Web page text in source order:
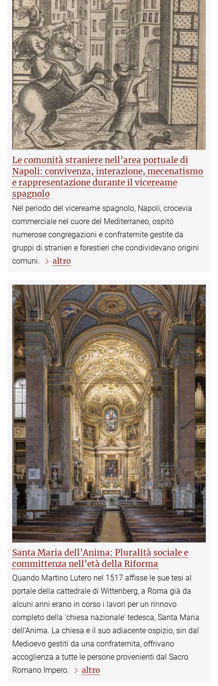
Le comunità straniere nell’area portuale di
Napoli: convivenza, interazione, mecenatismo
e rappresentazione durante il vicereame
spagnolo
Nel periodo del vicereame spagnolo, Napoli, crocevia
commerciale nel cuore del Mediterraneo, ospitò
numerose congregazioni e confraternite gestite da
gruppi di stranieri e forestieri che condividevano origini
comuni.
altro
Santa Maria dell’Anima: Pluralità sociale e
committenza nell’età della Riforma
Quando Martino Lutero nel 1517 affisse le sue tesi al
portale della cattedrale di Wittenberg, a Roma già da
alcuni anni erano in corso i lavori per un rinnovo
completo della 'chiesa nazionale' tedesca, Santa Maria
dell’Anima. La chiesa e il suo adiacente ospizio, sin dal
Medioevo gestiti da una confraternita, offrivano
accoglienza a tutte le persone provenienti dal Sacro
Romano Impero.
altro